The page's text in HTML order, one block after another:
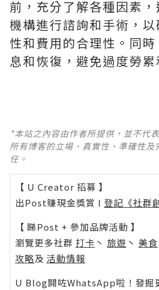
前，充分了解各種因素
機構進行諮詢和手術，
性和費用的合理性。同
息和恢復，避免過度勞累
*本站之內容由作者所提供，並不代
所有博客的立場、真實性、準確性
任。
【 U Creator 招募 】
出Post賺現金獎賞 l 登記《社群
【 睇Post + 參加品牌活動 】
瀏覽更多社群 打卡 丶 旅遊 丶 美食
攻略及 活動情報
U Blog開咗WhatsApp啦！發掘